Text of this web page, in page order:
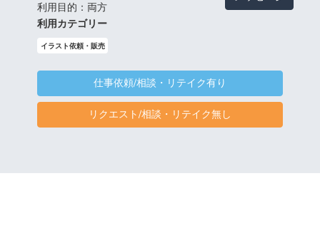
利用目的：両方
利用カテゴリー
イラスト依頼・販売
仕事依頼/相談・リテイク有り
リクエスト/相談・リテイク無し